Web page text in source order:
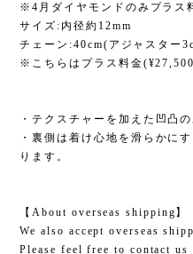
※4月ダイヤモンドのみプラス
サイズ:内径約12mm
チェーン:40cm(アジャスター
※こちらはプラス料金
・テクスチャーを加えた凹凸
・裏側は着け心地を滑らかに
ります。
【About overseas shipping】
We also accept overseas
Please feel free to contact